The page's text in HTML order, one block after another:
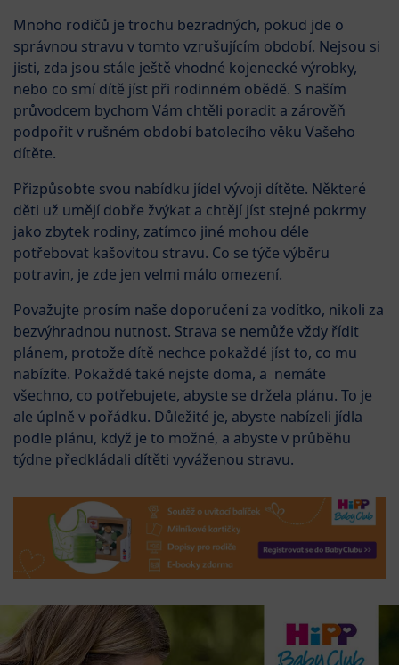
Mnoho rodičů je trochu bezradných, pokud jde o
správnou stravu v tomto vzrušujícím období. Nejsou si
jisti, zda jsou stále ještě vhodné kojenecké výrobky,
nebo co smí dítě jíst při rodinném obědě. S naším
průvodcem bychom Vám chtěli poradit a zárověň
podpořit v rušném období batolecího věku Vašeho
dítěte.
Přizpůsobte svou nabídku jídel vývoji dítěte. Některé
děti už umějí dobře žvýkat a chtějí jíst stejné pokrmy
jako zbytek rodiny, zatímco jiné mohou déle
potřebovat kašovitou stravu. Co se týče výběru
potravin, je zde jen velmi málo omezení.
Považujte prosím naše doporučení za vodítko, nikoli za
bezvýhradnou nutnost. Strava se nemůže vždy řídit
plánem, protože dítě nechce pokaždé jíst to, co mu
nabízíte. Pokaždé také nejste doma, a nemáte
všechno, co potřebujete, abyste se držela plánu. To je
ale úplně v pořádku. Důležité je, abyste nabízeli jídla
podle plánu, když je to možné, a abyste v průběhu
týdne předkládali dítěti vyváženou stravu.